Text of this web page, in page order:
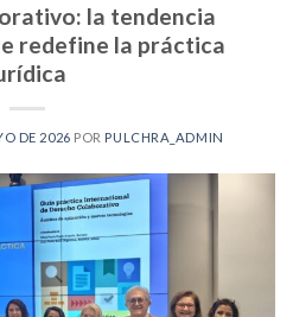
la tendencia
redefine la práctica
DE 2026 POR PULCHRA_ADMIN